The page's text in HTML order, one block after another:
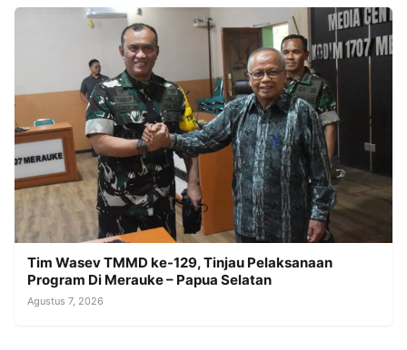
Tim Wasev TMMD ke-129, Tinjau Pelaksanaan
Program Di Merauke – Papua Selatan
Agustus 7, 2026